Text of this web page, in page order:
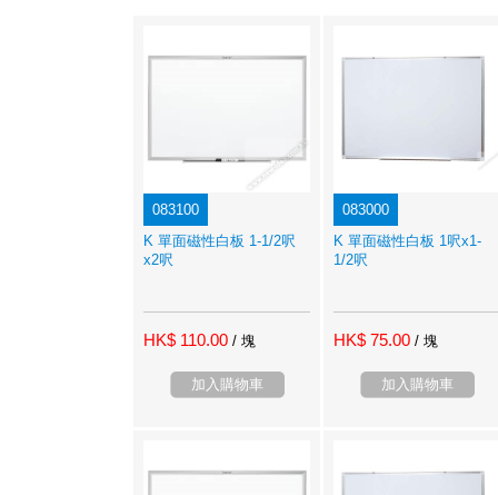
083100
K 單面磁性白板 1-1/2呎
x2呎
HK$ 110.00 / 塊
加入購物車
083000
K 單面磁性白板 1呎x1-
1/2呎
HK$ 75.00 / 塊
加入購物車